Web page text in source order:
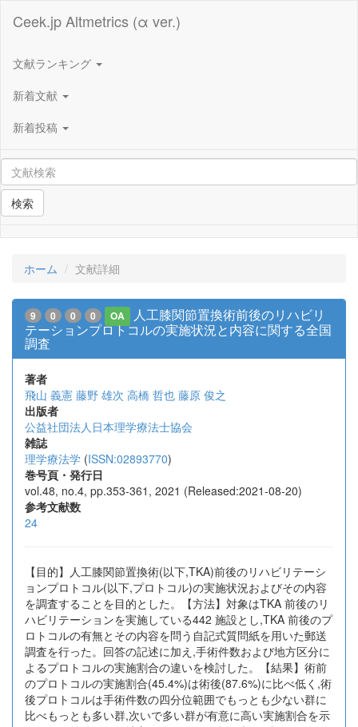
Ceek.jp Altmetrics (α ver.)
文献ランキング
新着文献
新着投稿
検索
ホーム 文献詳細
9 0 0 0 OA
人工膝関節置換術前後のリハビリ
テーションプロトコルの実施状況と内容に関する全国
調査
著者
飛山 義憲 藤野 雄次 高橋 哲也 藤原 俊之
出版者
公益社団法人日本理学療法士協会
雑誌
理学療法学 (ISSN:02893770)
巻号頁・発行日
vol.48, no.4, pp.353-361, 2021 (Released:2021-08-20)
参考文献数
24
【目的】人工膝関節置換術(以下,TKA)前後のリハビリテーシ
ョンプロトコル(以下,プロトコル)の実施状況およびその内容
を調査することを目的とした。【方法】対象はTKA 前後のリ
ハビリテーションを実施している442 施設とし,TKA 前後のプ
ロトコルの有無とその内容を問う自記式質問紙を用いた郵送
調査を行った。回答の記述に加え,手術件数および地方区分に
よるプロトコルの実施割合の違いを検討した。【結果】術前
のプロトコルの実施割合(45.4%)は術後(87.6%)に比べ低く,術
後プロトコルは手術件数の四分位範囲でもっとも少ない群に
比べもっとも多い群,次いで多い群が有意に高い実施割合を示